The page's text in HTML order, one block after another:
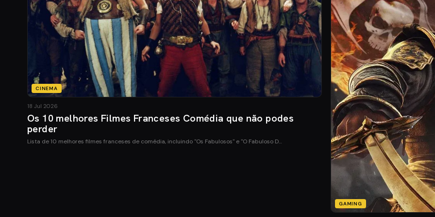
CINEMA
18 Jul 2026
Os 10 melhores Filmes Franceses Comédia que não podes
perder
Lista de 10 melhores filmes franceses de comédia, incluindo "Os Fabulosos" e "O Fabuloso D…
GAMING